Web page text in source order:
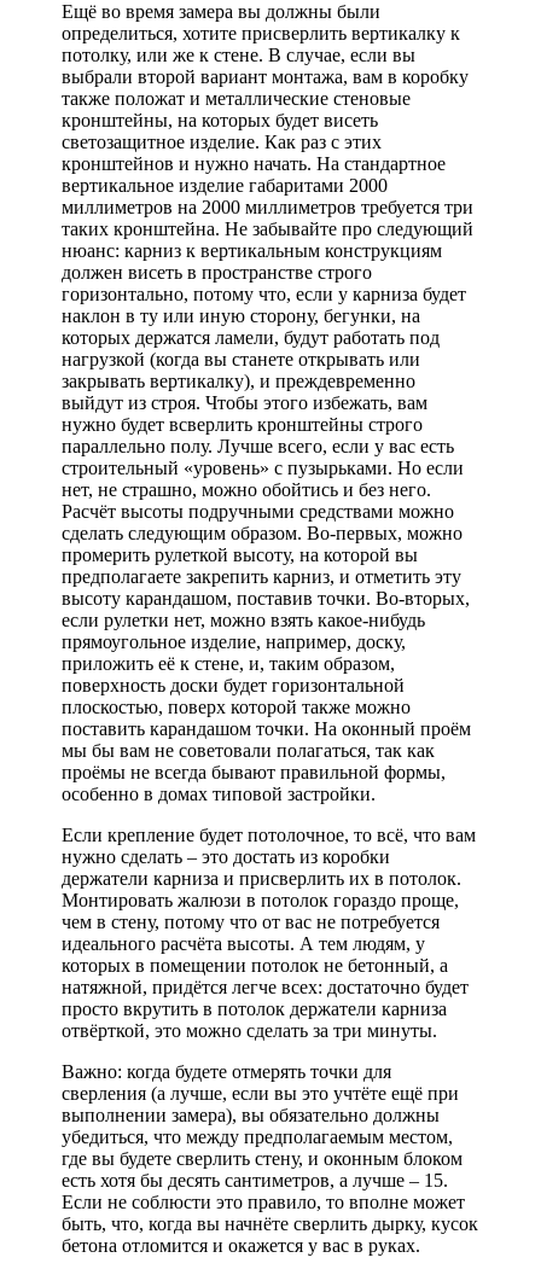
Ещё во время замера вы должны были
определиться, хотите присверлить вертикалку к
потолку, или же к стене. В случае, если вы
выбрали второй вариант монтажа, вам в коробку
также положат и металлические стеновые
кронштейны, на которых будет висеть
светозащитное изделие. Как раз с этих
кронштейнов и нужно начать. На стандартное
вертикальное изделие габаритами 2000
миллиметров на 2000 миллиметров требуется три
таких кронштейна. Не забывайте про следующий
нюанс: карниз к вертикальным конструкциям
должен висеть в пространстве строго
горизонтально, потому что, если у карниза будет
наклон в ту или иную сторону, бегунки, на
которых держатся ламели, будут работать под
нагрузкой (когда вы станете открывать или
закрывать вертикалку), и преждевременно
выйдут из строя. Чтобы этого избежать, вам
нужно будет всверлить кронштейны строго
параллельно полу. Лучше всего, если у вас есть
строительный «уровень» с пузырьками. Но если
нет, не страшно, можно обойтись и без него.
Расчёт высоты подручными средствами можно
сделать следующим образом. Во-первых, можно
промерить рулеткой высоту, на которой вы
предполагаете закрепить карниз, и отметить эту
высоту карандашом, поставив точки. Во-вторых,
если рулетки нет, можно взять какое-нибудь
прямоугольное изделие, например, доску,
приложить её к стене, и, таким образом,
поверхность доски будет горизонтальной
плоскостью, поверх которой также можно
поставить карандашом точки. На оконный проём
мы бы вам не советовали полагаться, так как
проёмы не всегда бывают правильной формы,
особенно в домах типовой застройки.
Если крепление будет потолочное, то всё, что вам
нужно сделать – это достать из коробки
держатели карниза и присверлить их в потолок.
Монтировать жалюзи в потолок гораздо проще,
чем в стену, потому что от вас не потребуется
идеального расчёта высоты. А тем людям, у
которых в помещении потолок не бетонный, а
натяжной, придётся легче всех: достаточно будет
просто вкрутить в потолок держатели карниза
отвёрткой, это можно сделать за три минуты.
Важно: когда будете отмерять точки для
сверления (а лучше, если вы это учтёте ещё при
выполнении замера), вы обязательно должны
убедиться, что между предполагаемым местом,
где вы будете сверлить стену, и оконным блоком
есть хотя бы десять сантиметров, а лучше – 15.
Если не соблюсти это правило, то вполне может
быть, что, когда вы начнёте сверлить дырку, кусок
бетона отломится и окажется у вас в руках.